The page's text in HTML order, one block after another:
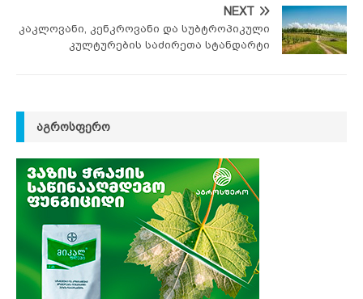
NEXT
კაკლოვანი, კენკროვანი და სუბტროპიკული
კულტურების საძირეთა სტანდარტი
ᲐᲒᲠᲝᲡᲤᲔᲠᲝ